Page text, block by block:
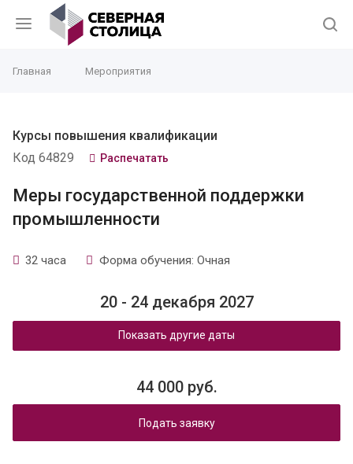
Главная Мероприятия
Курсы повышения квалификации
Код 64829
Распечатать
Меры государственной поддержки
промышленности
32 часа Форма обучения: Очная
20 - 24 декабря 2027
Показать другие даты
44 000 руб.
Подать заявку